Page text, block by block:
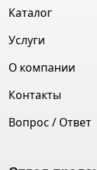
Каталог
Услуги
О компании
Контакты
Вопрос / Ответ